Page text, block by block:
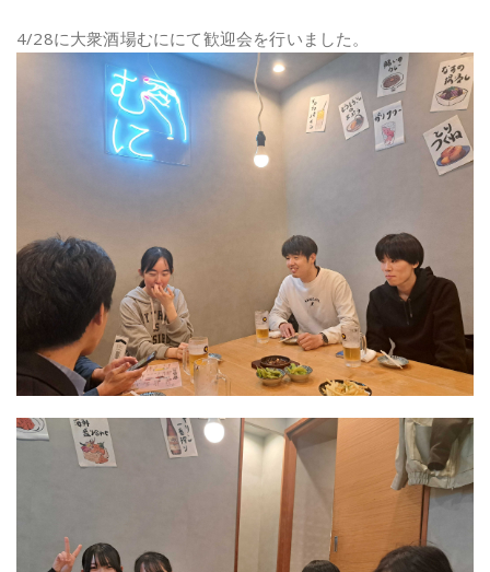
4/28に大衆酒場むににて歓迎会を行いました。